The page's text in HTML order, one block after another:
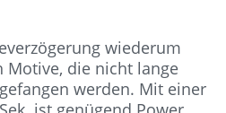
wiederum
Motive, die nicht lange
werden. Mit einer